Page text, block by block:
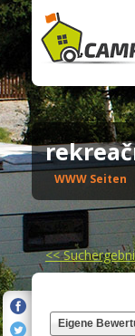
WWW Seiten
<<
Eigene